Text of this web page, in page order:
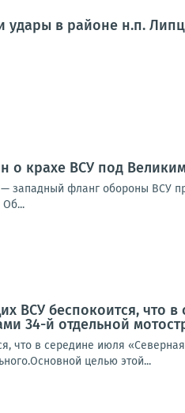
удары в районе н.п.
о крахе ВСУ под
фланг обороны ВСУ
Об...
ВСУ беспокоится, что
34-й отдельной
что в середине июля
целью этой...